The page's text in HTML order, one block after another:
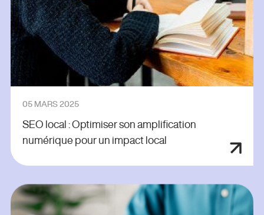
05 MARS 2025
SEO local : Optimiser son amplification
numérique pour un impact local